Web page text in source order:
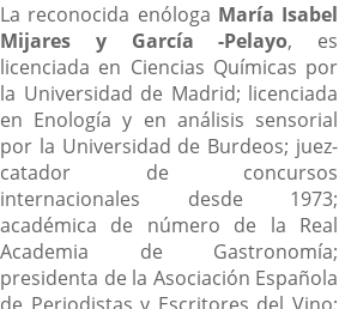
La reconocida enóloga María Isabel
Mijares y García -Pelayo, es
licenciada en Ciencias Químicas por
la Universidad de Madrid; licenciada
en Enología y en análisis sensorial
por la Universidad de Burdeos; juez-
catador de concursos
internacionales desde 1973;
académica de número de la Real
Academia de Gastronomía;
presidenta de la Asociación Española